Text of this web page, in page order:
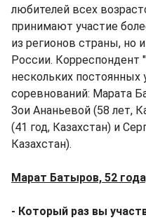
любителей всех
принимают участие
из регионов страны, но
России. Корреспондент
нескольких постоянных
соревнований: Марата
Зои Ананьевой (58 лет,
(41 год, Казахстан) и
Казахстан).
Марат Батыров, 52
- Который раз вы